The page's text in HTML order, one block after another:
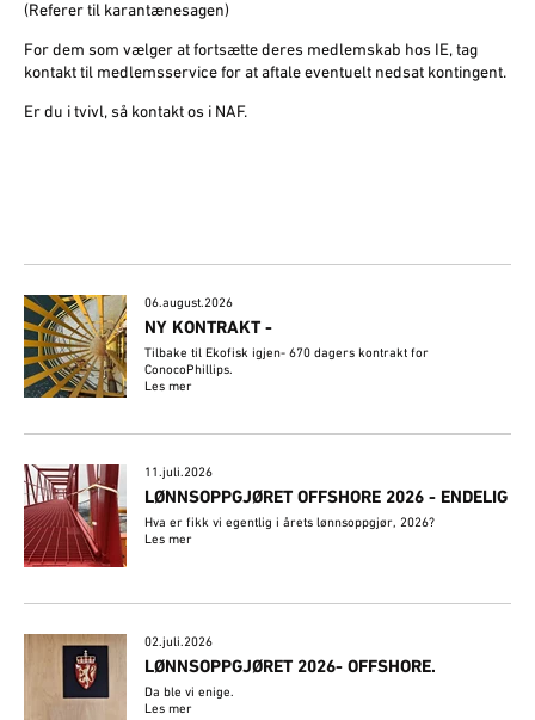
(Referer til karantænesagen)
For dem som vælger at fortsætte deres medlemskab hos IE, tag
kontakt til medlemsservice for at aftale eventuelt nedsat kontingent.
Er du i tvivl, så kontakt os i NAF.
06.august.2026
NY KONTRAKT -
Tilbake til Ekofisk igjen- 670 dagers kontrakt for
ConocoPhillips.
Les mer
11.juli.2026
LØNNSOPPGJØRET OFFSHORE 2026 - ENDELIG
Hva er fikk vi egentlig i årets lønnsoppgjør, 2026?
Les mer
02.juli.2026
​LØNNSOPPGJØRET 2026- OFFSHORE.
Da ble vi enige.
Les mer